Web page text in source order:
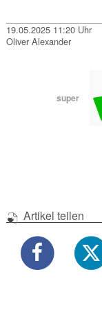
19.05.2025 11:20 Uhr
Oliver Alexander
super
Artikel teilen